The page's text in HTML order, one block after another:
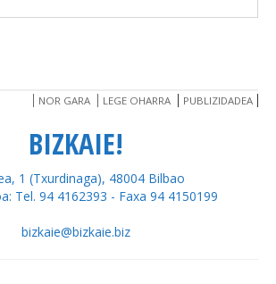
NOR GARA LEGE OHARRA PUBLIZIDADEA
BIZKAIE!
1 (Txurdinaga), 48004 Bilbao
Tel. 94 4162393 - Faxa 94 4150199
bizkaie@bizkaie.biz